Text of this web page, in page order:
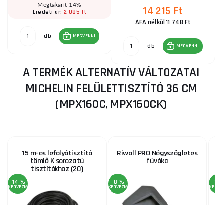
Megtakarít 14%
Eredeti ár:2 085 Ft
db MEGVENNI
14 215 Ft
ÁFA nélkül 11 748 Ft
db MEGVENNI
A TERMÉK ALTERNATÍV VÁLTOZATAI
MICHELIN FELÜLETTISZTÍTÓ 36 CM
(MPX160C, MPX160CK)
15 m-es lefolyótisztító
tömlő K sorozatú
tisztítókhoz (20)
-14 %
KEDVEZMÉNY
Riwall PRO Négyszögletes
fúvóka
-8 %
KEDVEZMÉNY
-3